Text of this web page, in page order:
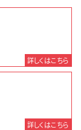
詳しくはこちら
詳しくはこちら